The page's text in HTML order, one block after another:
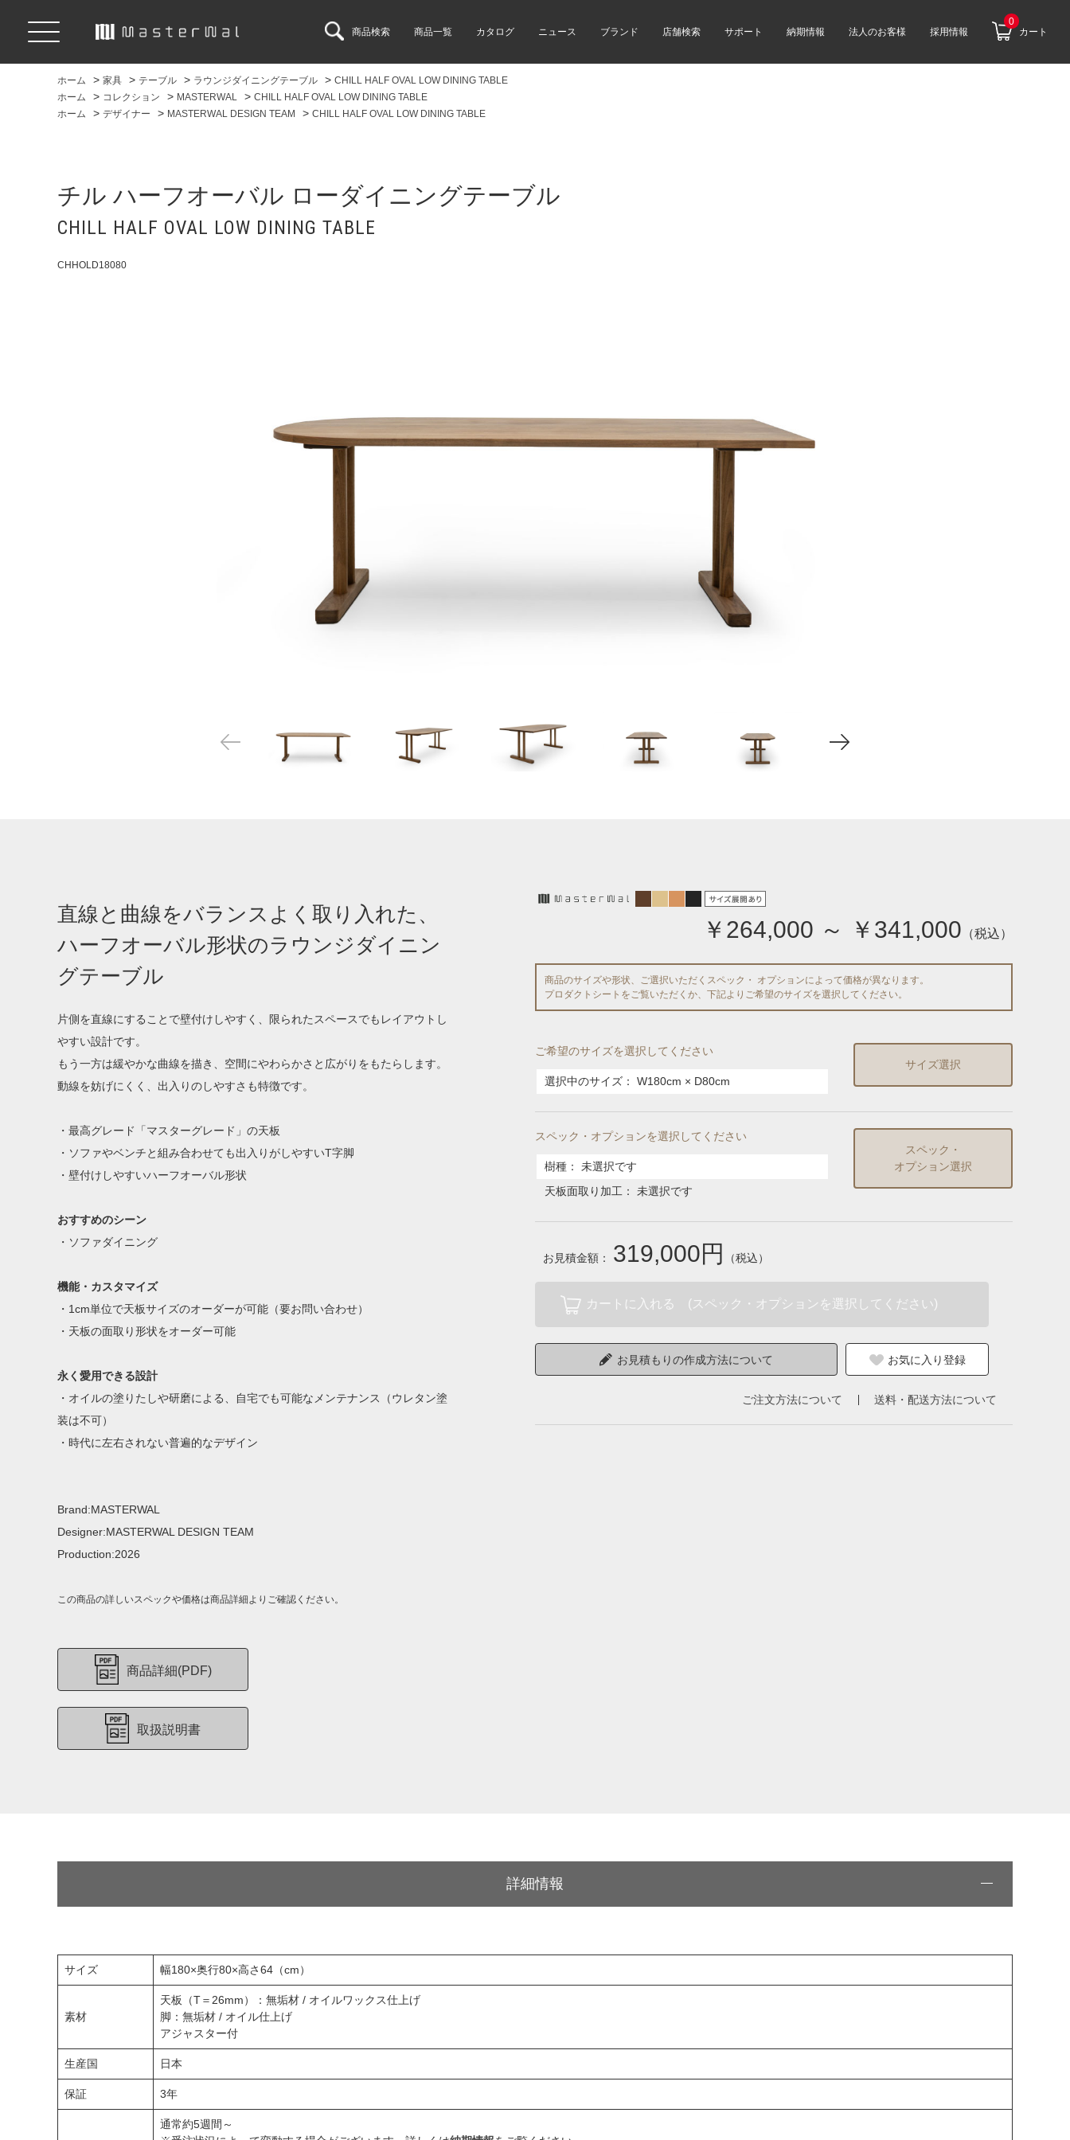
商品検索 商品一覧 カタログ ニュース ブランド 店舗検索 サポート 納期情報 法人のお客様 採用情報
0
カート
ホーム > 家具 > テーブル > ラウンジダイニングテーブル > CHILL HALF OVAL LOW DINING TABLE
ホーム
> コレクション > MASTERWAL > CHILL HALF OVAL LOW DINING TABLE
ホーム
> デザイナー > MASTERWAL DESIGN TEAM > CHILL HALF OVAL LOW DINING TABLE
チル ハーフオーバル ローダイニングテーブル
CHILL HALF OVAL LOW DINING TABLE
CHHOLD18080
直線と曲線をバランスよく取り入れた、
ハーフオーバル形状のラウンジダイニン
グテーブル
片側を直線にすることで壁付けしやすく、限られたスペースでもレイアウトし
やすい設計です。
もう一方は緩やかな曲線を描き、空間にやわらかさと広がりをもたらします。
動線を妨げにくく、出入りのしやすさも特徴です。
・最高グレード「マスターグレード」の天板
・ソファやベンチと組み合わせても出入りがしやすいT字脚
・壁付けしやすいハーフオーバル形状
おすすめのシーン
・ソファダイニング
機能・カスタマイズ
・1cm単位で天板サイズのオーダーが可能（要お問い合わせ）
・天板の面取り形状をオーダー可能
永く愛用できる設計
・オイルの塗りたしや研磨による、自宅でも可能なメンテナンス（ウレタン塗
装は不可）
・時代に左右されない普遍的なデザイン
Brand:MASTERWAL
Designer:MASTERWAL DESIGN TEAM
Production:2026
この商品の詳しいスペックや価格は商品詳細よりご確認ください。
商品詳細(PDF)
取扱説明書
￥264,000 ～ ￥341,000 （税込）
商品のサイズや形状、ご選択いただくスペック・ オプションによって価格が異なります。
プロダクトシートをご覧いただくか、下記よりご希望のサイズを選択してください。
ご希望のサイズを選択してください
選択中のサイズ： W180cm × D80cm
サイズ選択
スペック・オプションを選択してください
樹種 ：
未選択です
天板面取り加工 ： 未選択です
スペック・
オプション選択
お見積金額： 319,000円 （税込）
カートに入れる (スペック・オプションを選択してください)
お見積もりの作成方法について お気に入り登録
ご注文方法について 送料・配送方法について
詳細情報
サイズ 幅180×奥行80×高さ64（cm）
素材
天板（T＝26mm）：無垢材 / オイルワックス仕上げ
脚：無垢材 / オイル仕上げ
アジャスター付
生産国 日本
保証 3年
通常約5週間～